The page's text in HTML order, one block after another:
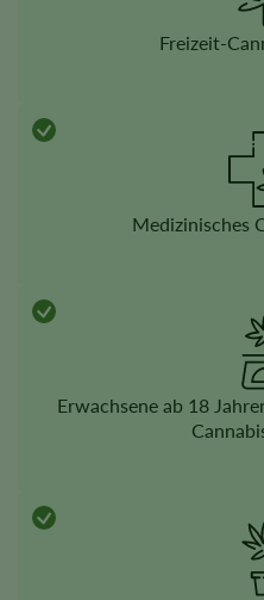
Freizeit-
Medizinisches
Erwachsene ab 18